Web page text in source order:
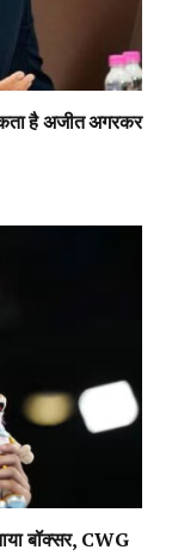
है अजीत अगरकर
बॉक्सर, CWG